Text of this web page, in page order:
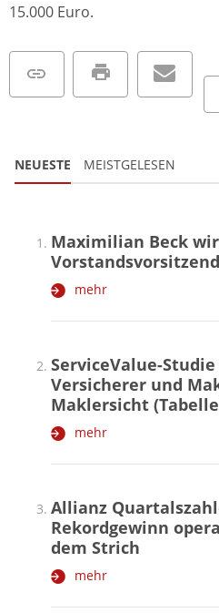
15.000 Euro.
NEUESTE MEISTGELESEN
Maximilian Beck
mehr
ServiceValue-
Versicherer und
Maklersicht
mehr
Allianz
Rekordgewinn
dem Strich
mehr